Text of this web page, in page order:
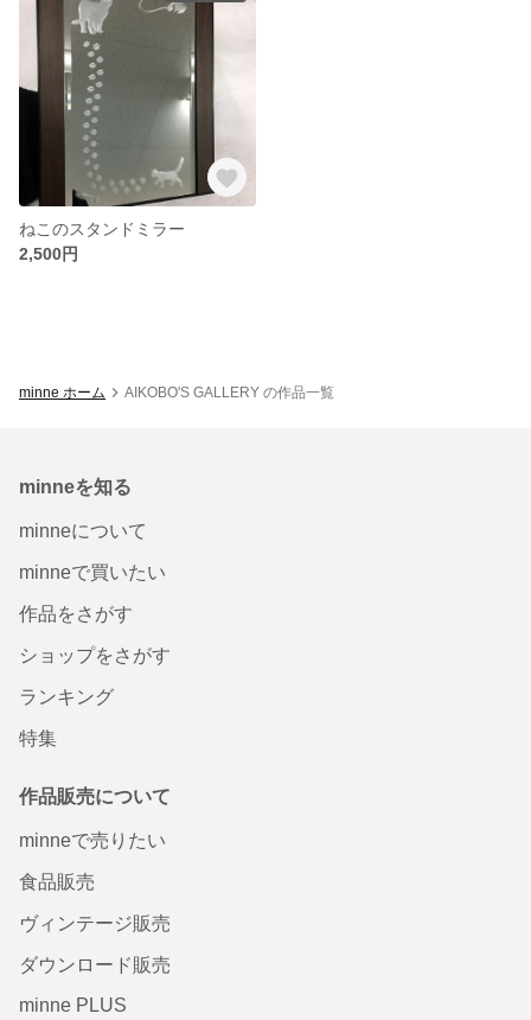
ねこのスタンドミラー
2,500円
minne ホーム AIKOBO'S GALLERY の作品一覧
minneを知る
minneについて
minneで買いたい
作品をさがす
ショップをさがす
ランキング
特集
作品販売について
minneで売りたい
食品販売
ヴィンテージ販売
ダウンロード販売
minne PLUS